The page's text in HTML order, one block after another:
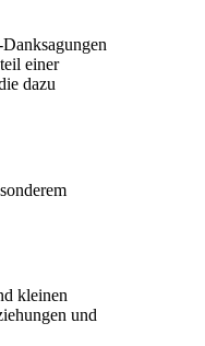
einer
dazu
kleinen
und